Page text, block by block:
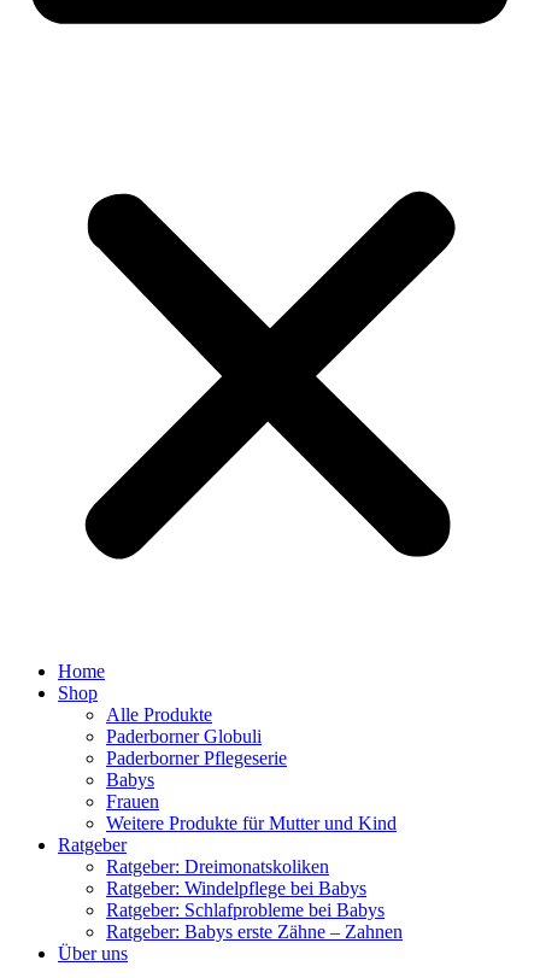
Home
Shop
Alle Produkte
Paderborner Globuli
Paderborner Pflegeserie
Babys
Frauen
Weitere Produkte für Mutter und Kind
Ratgeber
Ratgeber: Dreimonatskoliken
Ratgeber: Windelpflege bei Babys
Ratgeber: Schlafprobleme bei Babys
Ratgeber: Babys erste Zähne – Zahnen
Über uns